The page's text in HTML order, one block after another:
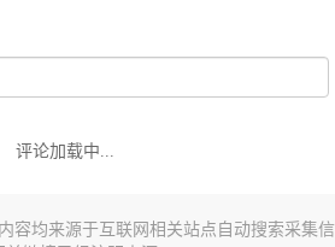
评论加载中...
容均来源于互联网相关站点自动搜索采集信